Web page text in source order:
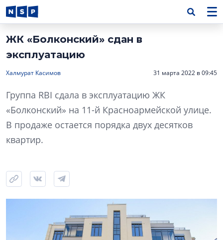
ЖК «Болконский» сдан в
эксплуатацию
Халмурат Касимов 31 марта 2022 в 09:45
Группа RBI сдала в эксплуатацию ЖК
«Болконский» на 11-й Красноармейской улице.
В продаже остается порядка двух десятков
квартир.